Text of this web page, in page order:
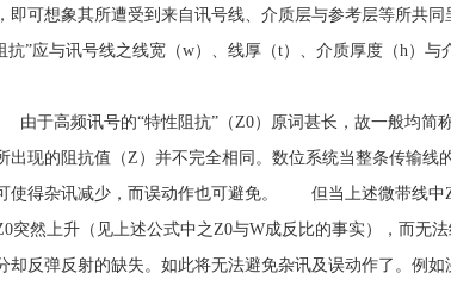
可想象其所遭受到来自讯号线、介质层与参考层等所共同
应与讯号线之线宽（w）、线厚（t）、介质厚度（h）与
于高频讯号的“特性阻抗”（Z0）原词甚长，故一般均简
出现的阻抗值（Z）并不完全相同。数位系统当整条传输线
使得杂讯减少，而误动作也可避免。 但当上述微带线中
突然上升（见上述公式中之Z0与W成反比的事实），而无
却反弹反射的缺失。如此将无法避免杂讯及误动作了。例